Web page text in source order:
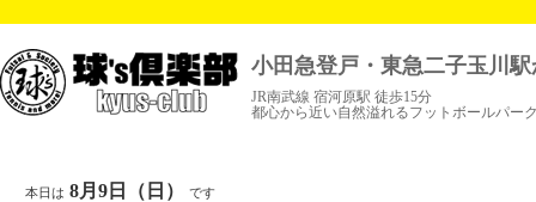
小田急登戸・東急二子玉川
JR南武線 宿河原駅 徒歩15分
都心から近い自然溢れるフットボールパー
本日は 8月9日（日） です